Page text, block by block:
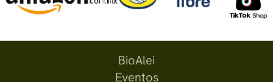
BioAlei
Eventos